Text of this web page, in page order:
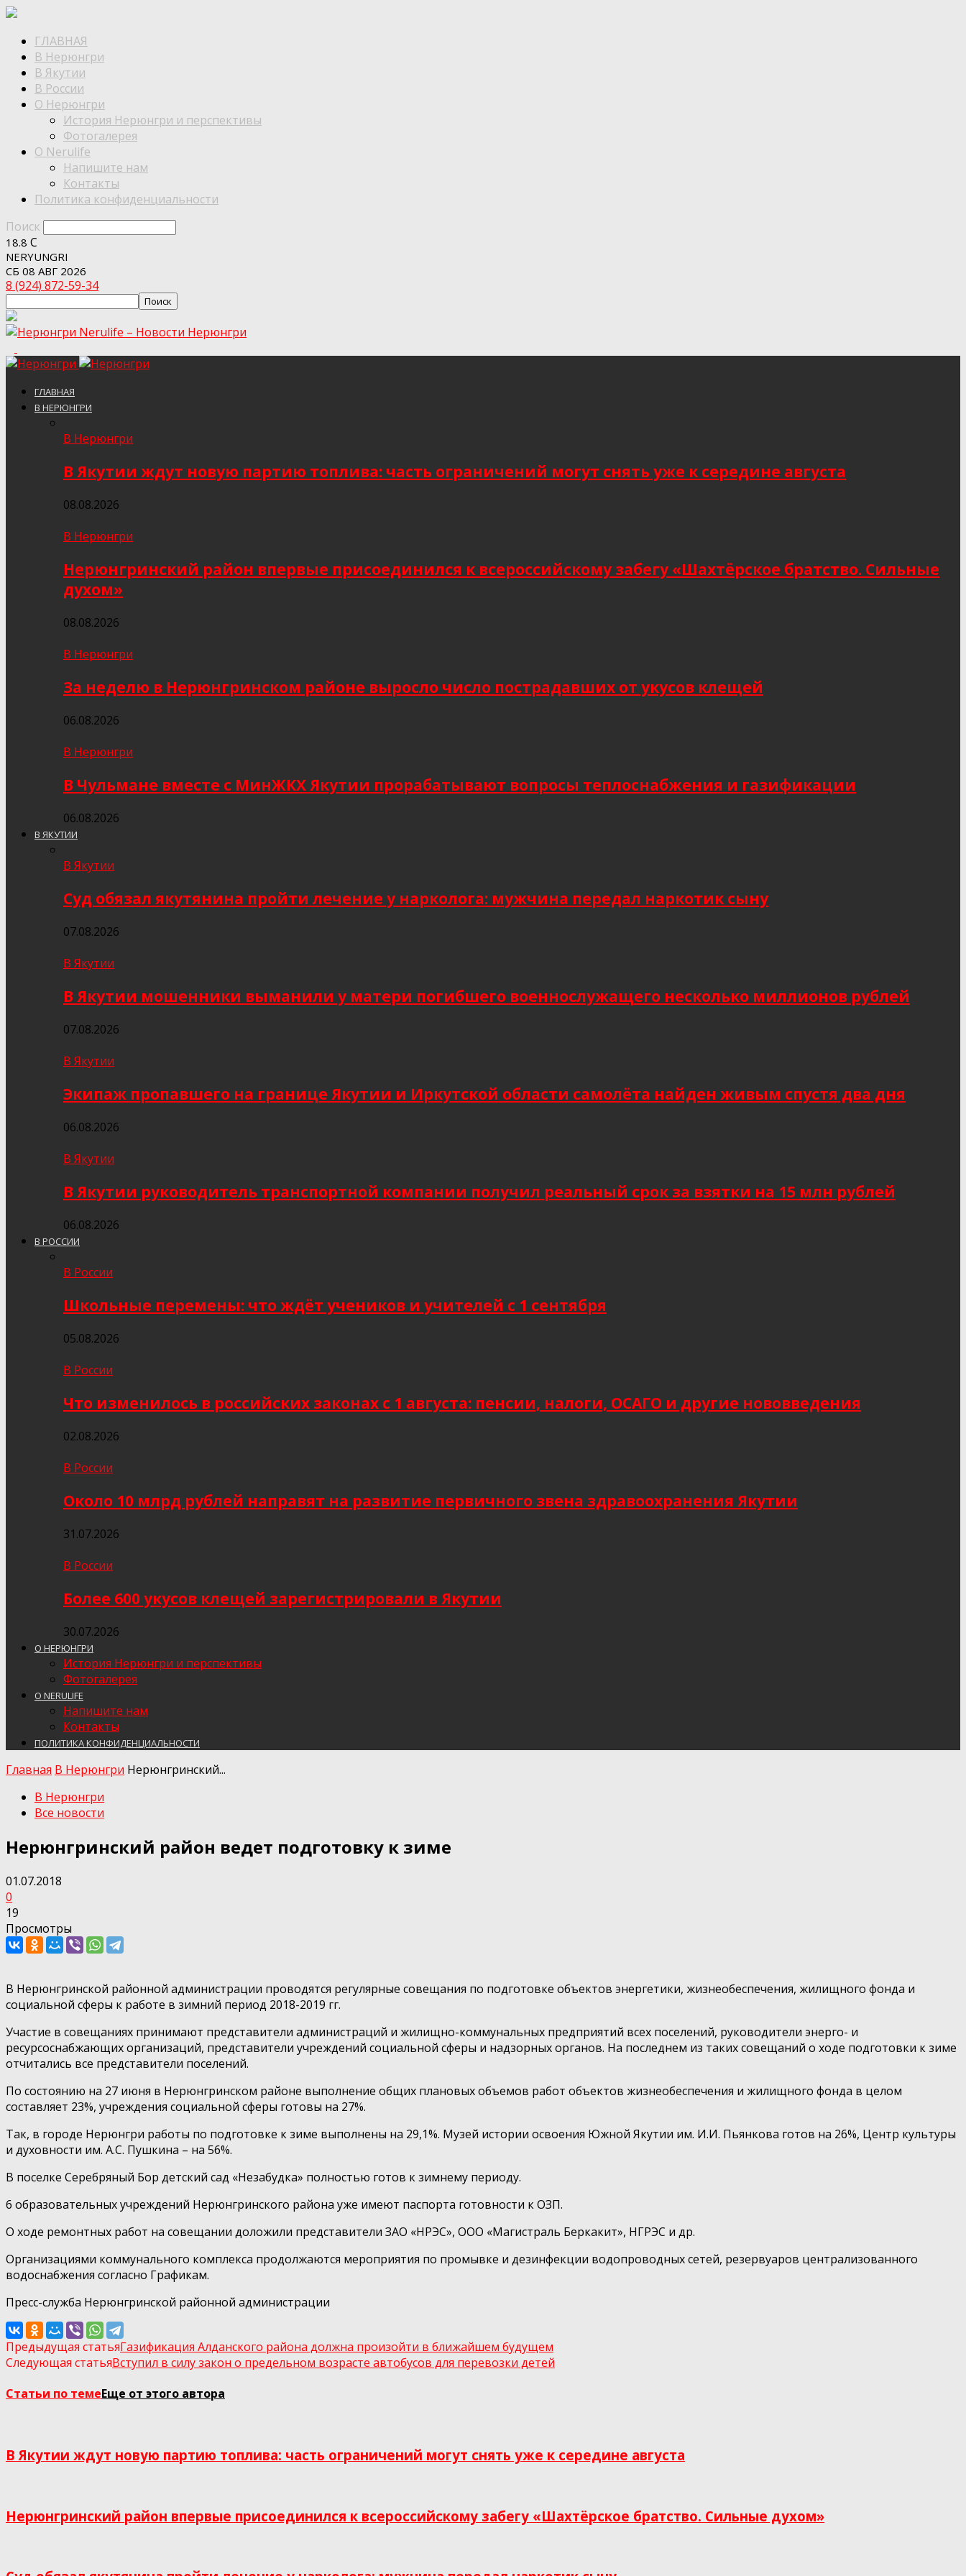
ГЛАВНАЯ
В Нерюнгри
В Якутии
В России
О Нерюнгри
История Нерюнгри и перспективы
Фотогалерея
О Nerulife
Напишите нам
Контакты
Политика конфиденциальности
Поиск
18.8 C
NERYUNGRI
СБ 08 АВГ 2026
8 (924) 872-59-34
Nerulife – Новости Нерюнгри
ГЛАВНАЯ
В НЕРЮНГРИ
В Нерюнгри
В Якутии ждут новую партию топлива: часть ограничений могут снять уже к середине августа
08.08.2026
В Нерюнгри
Нерюнгринский район впервые присоединился к всероссийскому забегу «Шахтёрское братство. Сильные
духом»
08.08.2026
В Нерюнгри
За неделю в Нерюнгринском районе выросло число пострадавших от укусов клещей
06.08.2026
В Нерюнгри
В Чульмане вместе с МинЖКХ Якутии прорабатывают вопросы теплоснабжения и газификации
06.08.2026
В ЯКУТИИ
В Якутии
Суд обязал якутянина пройти лечение у нарколога: мужчина передал наркотик сыну
07.08.2026
В Якутии
В Якутии мошенники выманили у матери погибшего военнослужащего несколько миллионов рублей
07.08.2026
В Якутии
Экипаж пропавшего на границе Якутии и Иркутской области самолёта найден живым спустя два дня
06.08.2026
В Якутии
В Якутии руководитель транспортной компании получил реальный срок за взятки на 15 млн рублей
06.08.2026
В РОССИИ
В России
Школьные перемены: что ждёт учеников и учителей с 1 сентября
05.08.2026
В России
Что изменилось в российских законах с 1 августа: пенсии, налоги, ОСАГО и другие нововведения
02.08.2026
В России
Около 10 млрд рублей направят на развитие первичного звена здравоохранения Якутии
31.07.2026
В России
Более 600 укусов клещей зарегистрировали в Якутии
30.07.2026
О НЕРЮНГРИ
История Нерюнгри и перспективы
Фотогалерея
О NERULIFE
Напишите нам
Контакты
ПОЛИТИКА КОНФИДЕНЦИАЛЬНОСТИ
Главная В Нерюнгри Нерюнгринский...
В Нерюнгри
Все новости
Нерюнгринский район ведет подготовку к зиме
01.07.2018
0
19
Просмотры
В Нерюнгринской районной администрации проводятся регулярные совещания по подготовке объектов энергетики, жизнеобеспечения, жилищного фонда и
социальной сферы к работе в зимний период 2018-2019 гг.
Участие в совещаниях принимают представители администраций и жилищно-коммунальных предприятий всех поселений, руководители энерго- и
ресурсоснабжающих организаций, представители учреждений социальной сферы и надзорных органов. На последнем из таких совещаний о ходе подготовки к зиме
отчитались все представители поселений.
По состоянию на 27 июня в Нерюнгринском районе выполнение общих плановых объемов работ объектов жизнеобеспечения и жилищного фонда в целом
составляет 23%, учреждения социальной сферы готовы на 27%.
Так, в городе Нерюнгри работы по подготовке к зиме выполнены на 29,1%. Музей истории освоения Южной Якутии им. И.И. Пьянкова готов на 26%, Центр культуры
и духовности им. А.С. Пушкина – на 56%.
В поселке Серебряный Бор детский сад «Незабудка» полностью готов к зимнему периоду.
6 образовательных учреждений Нерюнгринского района уже имеют паспорта готовности к ОЗП.
О ходе ремонтных работ на совещании доложили представители ЗАО «НРЭС», ООО «Магистраль Беркакит», НГРЭС и др.
Организациями коммунального комплекса продолжаются мероприятия по промывке и дезинфекции водопроводных сетей, резервуаров централизованного
водоснабжения согласно Графикам.
Пресс-служба Нерюнгринской районной администрации
Предыдущая статьяГазификация Алданского района должна произойти в ближайшем будущем
Следующая статьяВступил в силу закон о предельном возрасте автобусов для перевозки детей
Статьи по темеЕще от этого автора
В Якутии ждут новую партию топлива: часть ограничений могут снять уже к середине августа
Нерюнгринский район впервые присоединился к всероссийскому забегу «Шахтёрское братство. Сильные духом»